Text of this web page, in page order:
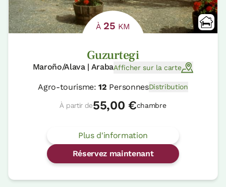
À 25 KM
Guzurtegi
Maroño/Alava | ArabaAfficher sur la carte
Agro-tourisme:12 PersonnesDistribution
À partir de55,00 €chambre
Plus d'information
Réservez maintenant